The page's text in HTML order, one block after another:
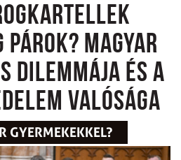
párok? Magyar
dilemmája és a
valósága
GYERMEKEKKEL?